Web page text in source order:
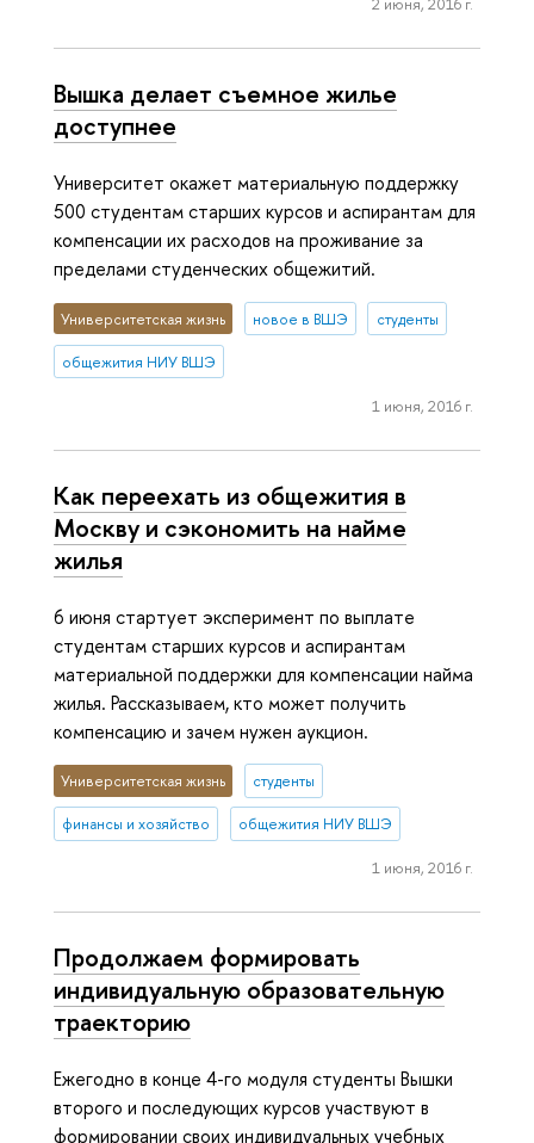
Вышка делает съемное жилье
доступнее
Университет окажет материальную поддержку
500 студентам старших курсов и аспирантам для
компенсации их расходов на проживание за
пределами студенческих общежитий.
Университетская жизнь новое в ВШЭ студенты
общежития НИУ ВШЭ
1 июня, 2016 г.
Как переехать из общежития в
Москву и сэкономить на найме
жилья
6 июня стартует эксперимент по выплате
студентам старших курсов и аспирантам
материальной поддержки для компенсации найма
жилья. Рассказываем, кто может получить
компенсацию и зачем нужен аукцион.
Университетская жизнь студенты
финансы и хозяйство общежития НИУ ВШЭ
1 июня, 2016 г.
Продолжаем формировать
индивидуальную образовательную
траекторию
Ежегодно в конце 4-го модуля студенты Вышки
второго и последующих курсов участвуют в
формировании своих индивидуальных учебных